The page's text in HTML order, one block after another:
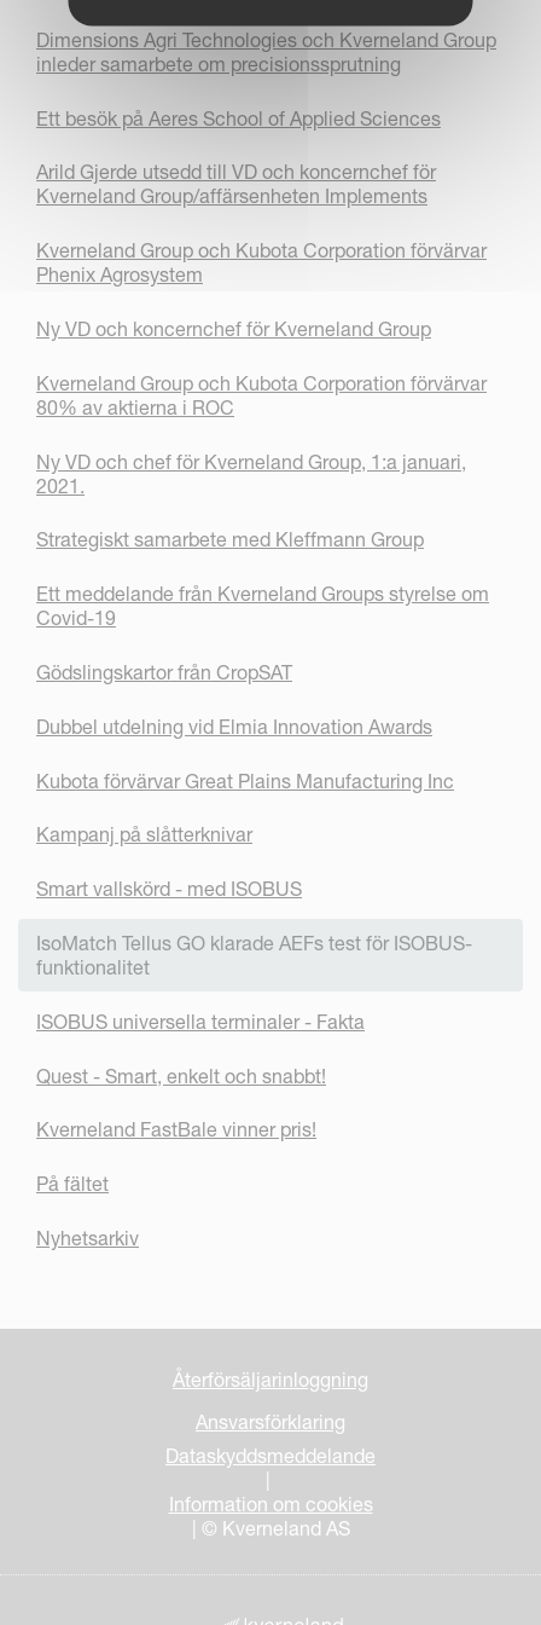
Dimensions Agri Technologies och Kverneland Group
inleder samarbete om precisionssprutning
Ett besök på Aeres School of Applied Sciences
Arild Gjerde utsedd till VD och koncernchef för
Kverneland Group/affärsenheten Implements
Kverneland Group och Kubota Corporation förvärvar
Phenix Agrosystem
Ny VD och koncernchef för Kverneland Group
Kverneland Group och Kubota Corporation förvärvar
80% av aktierna i ROC
Ny VD och chef för Kverneland Group, 1:a januari,
2021.
Strategiskt samarbete med Kleffmann Group
Ett meddelande från Kverneland Groups styrelse om
Covid-19
Gödslingskartor från CropSAT
Dubbel utdelning vid Elmia Innovation Awards
Kubota förvärvar Great Plains Manufacturing Inc
Kampanj på slåtterknivar
Smart vallskörd - med ISOBUS
IsoMatch Tellus GO klarade AEFs test för ISOBUS-
funktionalitet
ISOBUS universella terminaler - Fakta
Quest - Smart, enkelt och snabbt!
Kverneland FastBale vinner pris!
På fältet
Nyhetsarkiv
Återförsäljarinloggning
Ansvarsförklaring
Dataskyddsmeddelande
|
Information om cookies
| © Kverneland AS